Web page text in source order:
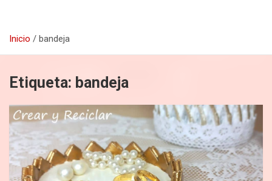
Inicio bandeja
Etiqueta: bandeja